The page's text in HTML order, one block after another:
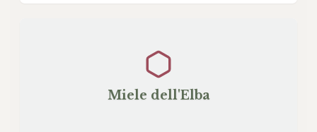
Miele dell'Elba